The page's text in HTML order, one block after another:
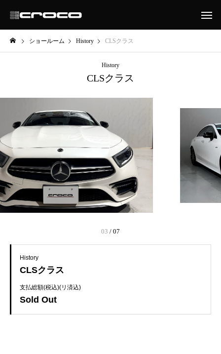
ショールーム History CLSクラス
History
CLSクラス
03 / 07
History
CLSクラス
支払総額(税込)(リ済込)
Sold Out